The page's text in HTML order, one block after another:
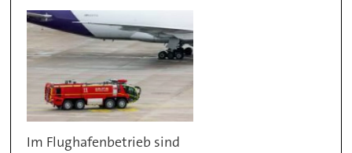
Im Flughafenbetrieb sind